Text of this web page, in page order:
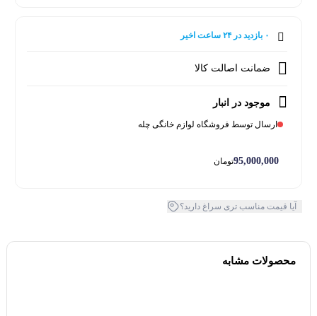
۰ بازدید در ۲۴ ساعت اخیر
ضمانت اصالت کالا
موجود در انبار
ارسال توسط فروشگاه لوازم خانگی چله
95,000,000تومان
آیا قیمت مناسب تری سراغ دارید؟
محصولات مشابه